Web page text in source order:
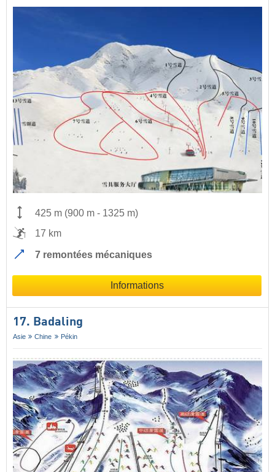
425 m (900 m - 1325 m)
17 km
7 remontées mécaniques
Informations
17. Badaling
Asie Chine Pékin